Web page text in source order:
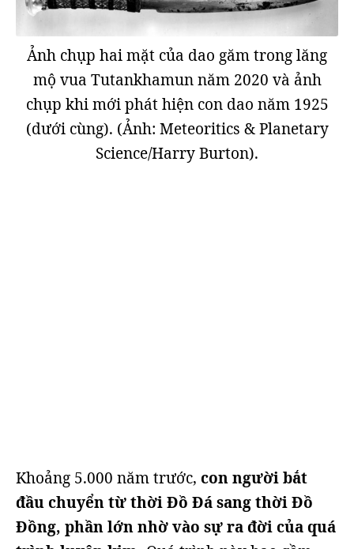
Ảnh chụp hai mặt của dao găm trong lăng
mộ vua Tutankhamun năm 2020 và ảnh
chụp khi mới phát hiện con dao năm 1925
(dưới cùng). (Ảnh: Meteoritics & Planetary
Science/Harry Burton).
Khoảng 5.000 năm trước, con người bắt
đầu chuyển từ thời Đồ Đá sang thời Đồ
Đồng, phần lớn nhờ vào sự ra đời của quá